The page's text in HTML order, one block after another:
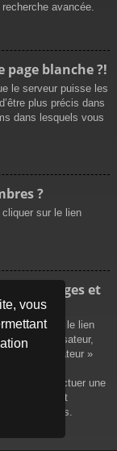
vous
avancée.
page blanche ?!
le serveur puisse les
plus précis dans
dans lesquels vous
?
sur le lien
messages et
cliquant sur le lien
de l’utilisateur,
de l’utilisateur »
le menu
Pour effectuer une
avancée et
disponibles.